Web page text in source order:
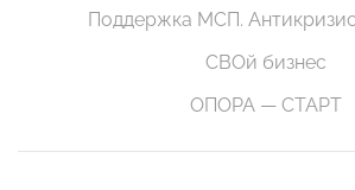
Поддержка МСП.
СВОй бизнес
ОПОРА — СТАРТ